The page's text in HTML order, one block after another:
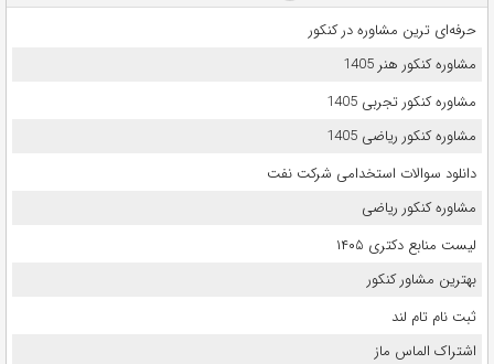
حرفه‌ای ترین مشاوره در کنکور
مشاوره کنکور هنر 1405
مشاوره کنکور تجربی 1405
مشاوره کنکور ریاضی 1405
دانلود سوالات استخدامی شرکت نفت
مشاوره کنکور ریاضی
لیست منابع دکتری ۱۴۰۵
بهترین مشاور کنکور
ثبت نام تام لند
اشتراک الماس ماز